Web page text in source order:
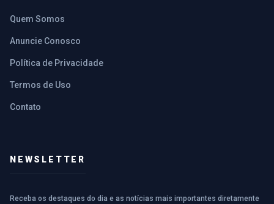
Quem Somos
Anuncie Conosco
Política de Privacidade
Termos de Uso
Contato
NEWSLETTER
Receba os destaques do dia e as notícias mais importantes diretamente